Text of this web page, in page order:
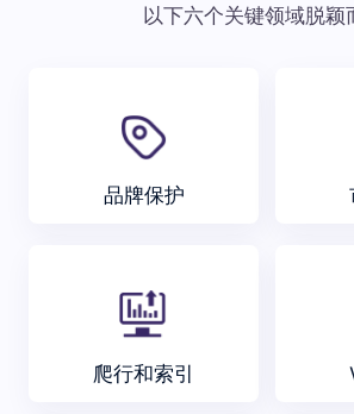
以下六个关键领域脱颖
品牌保护
爬行和索引